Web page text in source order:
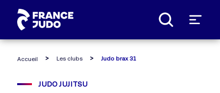
Accueil Les clubs Judo brax 31
JUDO JUJITSU